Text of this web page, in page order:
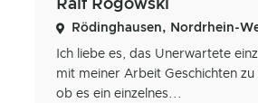
Ralf Rogowski
Rödinghausen, Nordrhein-
Ich liebe es, das Unerwartete
mit meiner Arbeit Geschichten zu
ob es ein einzelnes...